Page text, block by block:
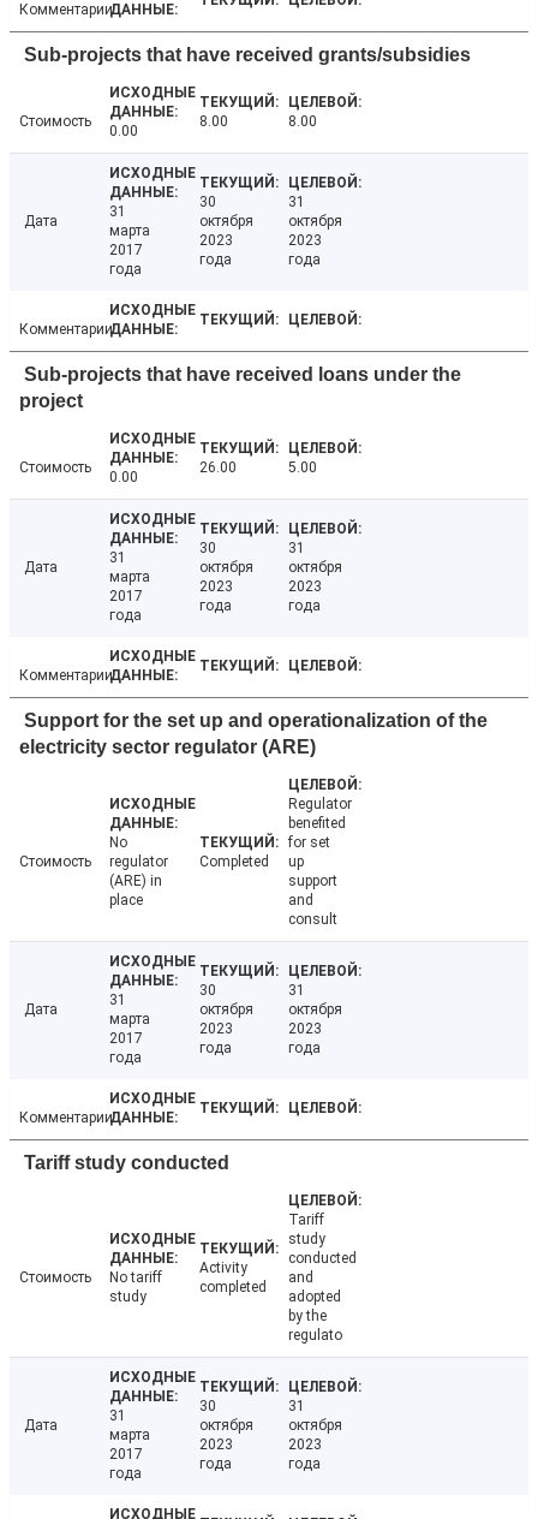
Комментарии
Sub-projects that have received grants/subsidies
Стоимость
0.00
8.00 8.00
Дата
31
марта
2017
года
30
октября
2023
года
31
октября
2023
года
Комментарии
Sub-projects that have received loans under the
project
Стоимость
0.00
26.00 5.00
Дата
31
марта
2017
года
30
октября
2023
года
31
октября
2023
года
Комментарии
Support for the set up and operationalization of the
electricity sector regulator (ARE)
Стоимость
No
regulator
(ARE) in
place
Completed
Regulator
benefited
for set
up
support
and
consult
Дата
31
марта
2017
года
30
октября
2023
года
31
октября
2023
года
Комментарии
Tariff study conducted
Стоимость
No tariff
study
Activity
completed
Tariff
study
conducted
and
adopted
by the
regulato
Дата
31
марта
2017
года
30
октября
2023
года
31
октября
2023
года